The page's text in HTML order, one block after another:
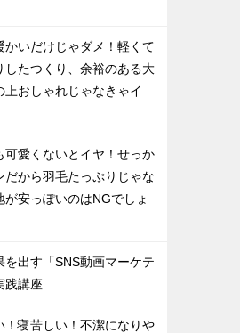
かいだけじゃダメ！軽くて
したつくり、余裕のある大
上おしゃれじゃなきゃイ
可愛くないとイヤ！せっか
だから羽毛たっぷりじゃな
が安っぽいのはNGでしょ
を出す「SNS動画マーケテ
践講座
！寝苦しい！不潔になりや